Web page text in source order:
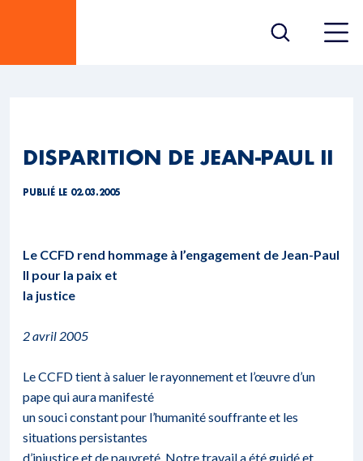
DISPARITION DE JEAN-PAUL II
PUBLIÉ LE 02.03.2005
Le CCFD rend hommage à l’engagement de Jean-Paul
II pour la paix et
la justice
2 avril 2005
Le CCFD tient à saluer le rayonnement et l’œuvre d’un
pape qui aura manifesté
un souci constant pour l’humanité souffrante et les
situations persistantes
d’injustice et de pauvreté. Notre travail a été guidé et